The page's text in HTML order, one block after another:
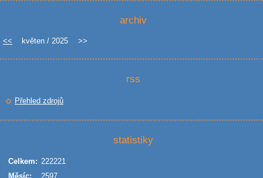
archiv
<< květen / 2025 >>
rss
Přehled zdrojů
statistiky
Celkem: 222221
Měsíc:
2597